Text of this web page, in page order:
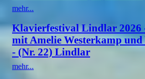
mehr...
Klavierfestival Lindlar 2026
mit Amelie Westerkamp
- (Nr. 22) Lindlar
mehr...